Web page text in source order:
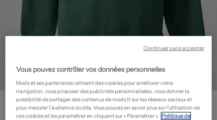
PIZZA SKATEBOARD
Sweat-shirt- Outlet
Vous pouvez contrôler vos données personnelles
Modz et ses partenaires utilisent des cookies pour améliorer votre
navigation, vous proposer des publicités personnalisées, vous donner la
possibilité de partager des contenus de modz.fr sur les réseaux sociaux et
pour mesurer l’audience du site. Vous pouvez en savoir plus sur l’utilisation de
ces cookies et les paramétrer en cliquant sur « Paramétrer ». Politique de
Continuer sans accepter